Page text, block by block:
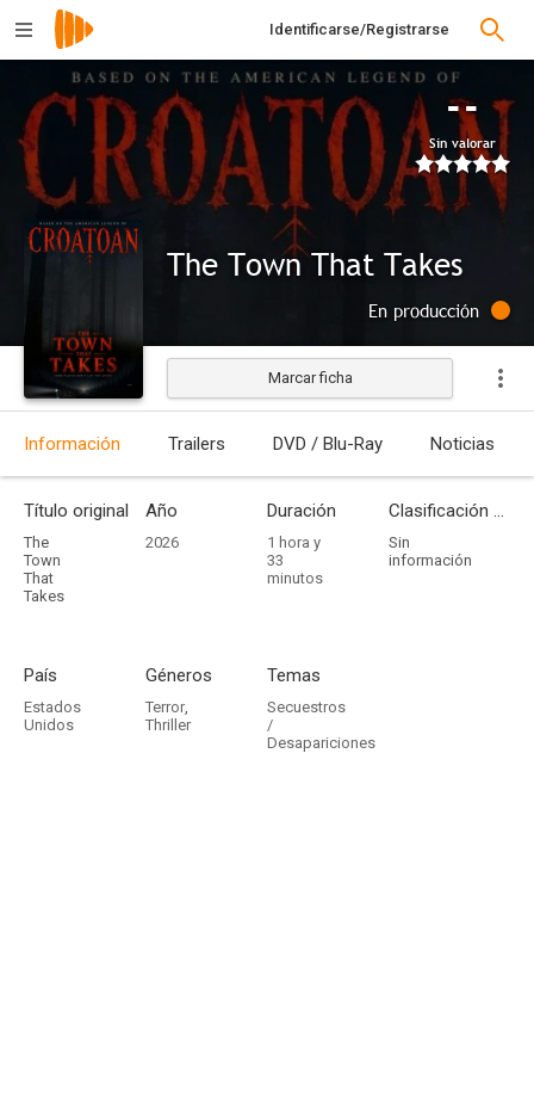
Identificarse/Registrarse
--
Sin valorar
The Town That Takes
En producción
Marcar ficha
Información Trailers DVD / Blu-Ray Noticias
Título original
The
Town
That
Takes
Año
2026
Duración
1 hora y
33
minutos
Clasificación por edades
Sin
información
País
Estados
Unidos
Géneros
Terror,
Thriller
Temas
Secuestros
/
Desapariciones